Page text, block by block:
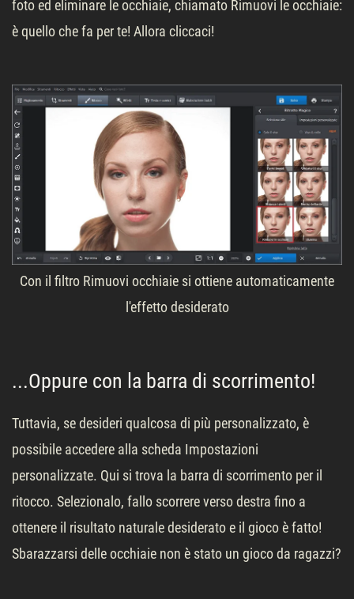
foto ed eliminare le occhiaie, chiamato Rimuovi le occhiaie:
è quello che fa per te! Allora cliccaci!
Con il filtro Rimuovi occhiaie si ottiene automaticamente
l'effetto desiderato
...Oppure con la barra di scorrimento!
Tuttavia, se desideri qualcosa di più personalizzato, è
possibile accedere alla scheda Impostazioni
personalizzate. Qui si trova la barra di scorrimento per il
ritocco. Selezionalo, fallo scorrere verso destra fino a
ottenere il risultato naturale desiderato e il gioco è fatto!
Sbarazzarsi delle occhiaie non è stato un gioco da ragazzi?